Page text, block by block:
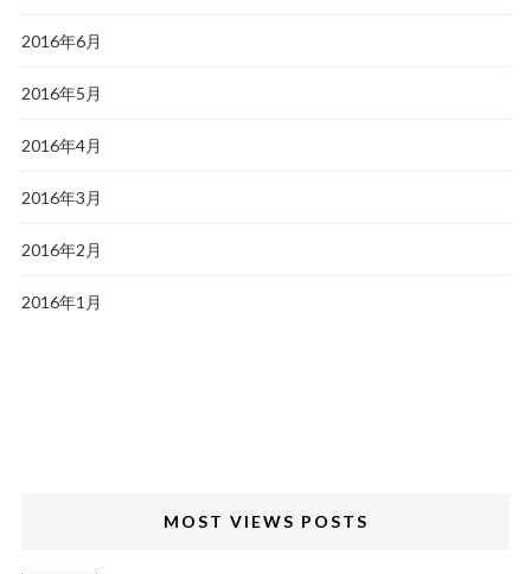
2016年6月
2016年5月
2016年4月
2016年3月
2016年2月
2016年1月
MOST VIEWS POSTS